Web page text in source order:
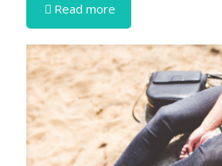
Read more